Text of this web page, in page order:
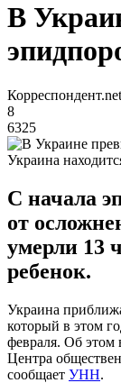
В
8
6325
Украина
С начала
от
умерли 13
ребенок.
Украина
который в этом
февраля. Об этом
Центра
сообщает УНН.